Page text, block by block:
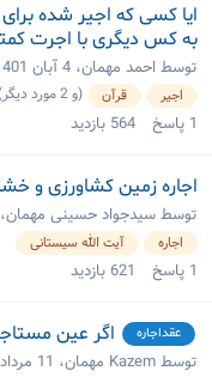
ایا کسی که اجیر شده
به کس دیگری با اجرت
توسط احمد مهمان، 4 آبان 1401
اجیر قرآن (و 2 مورد دیگر)
1 پاسخ 564 بازدید
اجاره زمین کشاورزی و
توسط سیدجواد حسینی مهمان،
اجاره آیت الله سیستانی
1 پاسخ 621 بازدید
عقداجاره اگر عین
توسط Kazem مهمان، 11 مرداد 1401